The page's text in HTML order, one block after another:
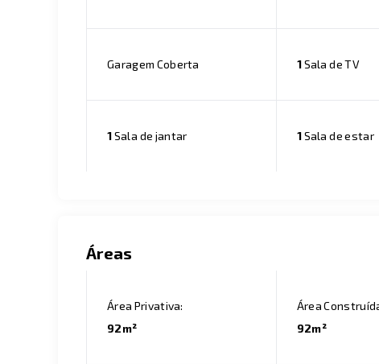
Garagem Coberta 1Sala de TV
1Sala de jantar 1Sala de estar
Áreas
Área Privativa:
92m²
Área
92m²